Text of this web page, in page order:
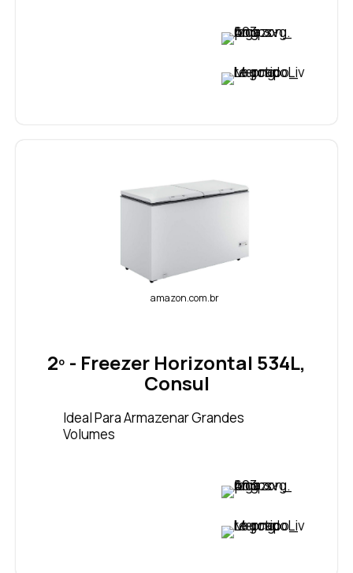
amazon.com.br
2º - Freezer Horizontal 534L,
Consul
Ideal Para Armazenar Grandes
Volumes